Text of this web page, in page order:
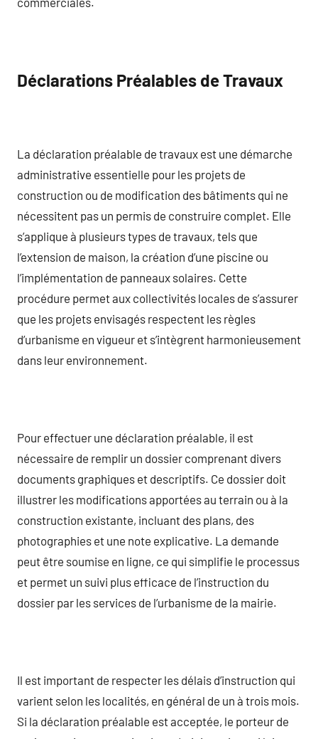
Déclarations Préalables de Travaux
La déclaration préalable de travaux est une démarche
administrative essentielle pour les projets de
construction ou de modification des bâtiments qui ne
nécessitent pas un permis de construire complet. Elle
s’applique à plusieurs types de travaux, tels que
l’extension de maison, la création d’une piscine ou
l’implémentation de panneaux solaires. Cette
procédure permet aux collectivités locales de s’assurer
que les projets envisagés respectent les règles
d’urbanisme en vigueur et s’intègrent harmonieusement
dans leur environnement.
Pour effectuer une déclaration préalable, il est
nécessaire de remplir un dossier comprenant divers
documents graphiques et descriptifs. Ce dossier doit
illustrer les modifications apportées au terrain ou à la
construction existante, incluant des plans, des
photographies et une note explicative. La demande
peut être soumise en ligne, ce qui simplifie le processus
et permet un suivi plus efficace de l’instruction du
dossier par les services de l’urbanisme de la mairie.
Il est important de respecter les délais d’instruction qui
varient selon les localités, en général de un à trois mois.
Si la déclaration préalable est acceptée, le porteur de